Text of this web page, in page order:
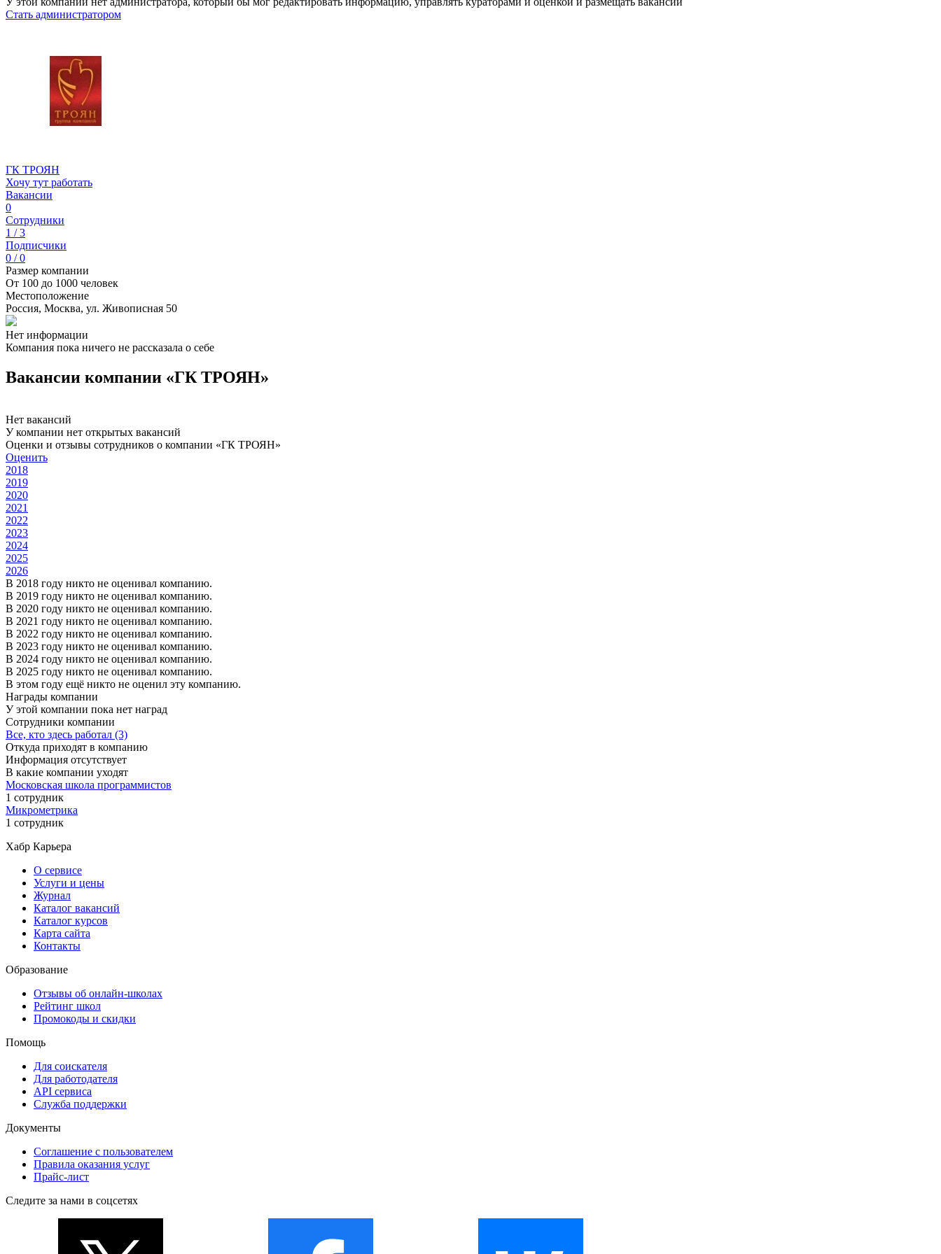
Стать администратором
ГК ТРОЯН
Хочу тут работать
Вакансии
0
Сотрудники
1 / 3
Подписчики
0 / 0
Размер компании
От 100 до 1000 человек
Местоположение
Россия, Москва, ул. Живописная 50
Нет информации
Компания пока ничего не рассказала о себе
Вакансии компании «ГК ТРОЯН»
Нет вакансий
У компании нет открытых вакансий
Оценки и отзывы сотрудников о компании «ГК ТРОЯН»
Оценить
2018
2019
2020
2021
2022
2023
2024
2025
2026
В 2018 году никто не оценивал компанию.
В 2019 году никто не оценивал компанию.
В 2020 году никто не оценивал компанию.
В 2021 году никто не оценивал компанию.
В 2022 году никто не оценивал компанию.
В 2023 году никто не оценивал компанию.
В 2024 году никто не оценивал компанию.
В 2025 году никто не оценивал компанию.
В этом году ещё никто не оценил эту компанию.
Награды компании
У этой компании пока нет наград
Сотрудники компании
Все, кто здесь работал (3)
Откуда приходят в компанию
Информация отсутствует
В какие компании уходят
Московская школа программистов
1 сотрудник
Микрометрика
1 сотрудник
Хабр Карьера
О сервисе
Услуги и цены
Журнал
Каталог вакансий
Каталог курсов
Карта сайта
Контакты
Образование
Отзывы об онлайн-школах
Рейтинг школ
Промокоды и скидки
Помощь
Для соискателя
Для работодателя
API сервиса
Служба поддержки
Документы
Соглашение с пользователем
Правила оказания услуг
Прайс-лист
Следите за нами в соцсетях